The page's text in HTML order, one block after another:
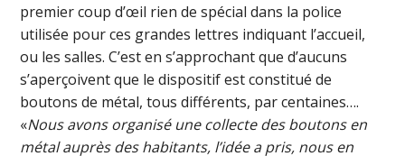
premier coup d’œil rien de spécial dans la police
utilisée pour ces grandes lettres indiquant l’accueil,
ou les salles. C’est en s’approchant que d’aucuns
s’aperçoivent que le dispositif est constitué de
boutons de métal, tous différents, par centaines….
«Nous avons organisé une collecte des boutons en
métal auprès des habitants, l’idée a pris, nous en